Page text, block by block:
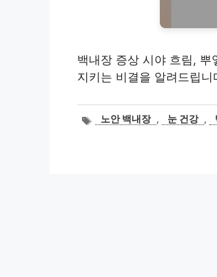
백내장 증상 시야 흐림,
지키는 비결을 알려드립니
태노안 백내장 , 눈 건강 ,